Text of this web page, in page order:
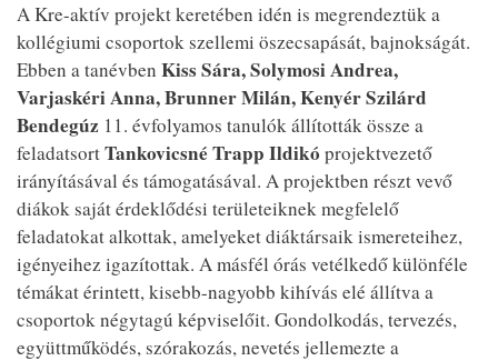
A Kre-aktív projekt keretében idén is megrendeztük a
kollégiumi csoportok szellemi öszecsapását, bajnokságát.
Ebben a tanévben Kiss Sára, Solymosi Andrea,
Varjaskéri Anna, Brunner Milán, Kenyér Szilárd
Bendegúz 11. évfolyamos tanulók állították össze a
feladatsortTankovicsné Trapp Ildikó projektvezető
irányításával és támogatásával. A projektben részt vevő
diákok saját érdeklődési területeiknek megfelelő
feladatokat alkottak, amelyeket diáktársaik ismereteihez,
igényeihez igazítottak. A másfél órás vetélkedő különféle
témákat érintett, kisebb-nagyobb kihívás elé állítva a
csoportok négytagú képviselőit. Gondolkodás, tervezés,
együttműködés, szórakozás, nevetés jellemezte a